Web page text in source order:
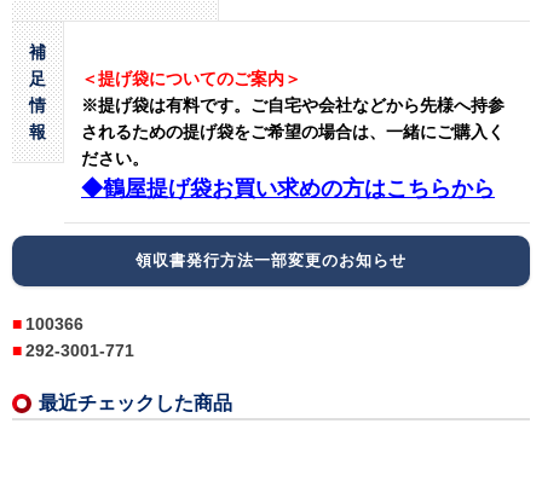
補
足
情
報
＜提げ袋についてのご案内＞
※提げ袋は有料です。 ご自宅や会社などから先様へ持参
されるための提げ袋をご希望の場合は、一緒にご購入く
ださい。
◆鶴屋提げ袋お買い求めの方はこちらから
領収書発行方法一部変更のお知らせ
100366
292-3001-771
最近チェックした商品